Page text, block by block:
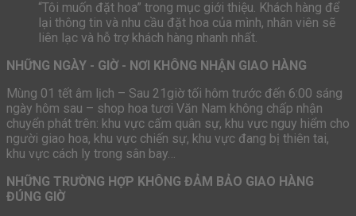
“Tôi muốn đặt hoa” trong mục giới thiệu. Khách hàng để
lại thông tin và nhu cầu đặt hoa của mình, nhân viên sẽ
liên lạc và hỗ trợ khách hàng nhanh nhất.
NHỮNG NGÀY - GIỜ - NƠI KHÔNG NHẬN GIAO HÀNG
Mùng 01 tết âm lịch – Sau 21giờ tối hôm trước đến 6:00 sáng
ngày hôm sau – shop hoa tươi Văn Nam không chấp nhận
chuyển phát trên: khu vực cấm quân sự, khu vực nguy hiểm cho
người giao hoa, khu vực chiến sự, khu vực đang bị thiên tai,
khu vực cách ly trong sân bay…
NHỮNG TRƯỜNG HỢP KHÔNG ĐẢM BẢO GIAO HÀNG
ĐÚNG GIỜ